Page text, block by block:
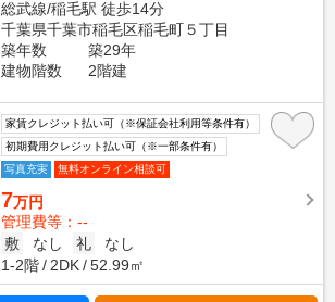
総武線/稲毛駅 徒歩14分
千葉県千葉市稲毛区稲毛町５丁目
築年数
築29年
建物階数
2階建
家賃クレジット払い可（※保証会社利用等条件有）
初期費用クレジット払い可（※一部条件有）
写真充実
無料オンライン相談可
7万円
管理費等：--
敷
なし 礼
なし
1-2階
2DK 52.99㎡